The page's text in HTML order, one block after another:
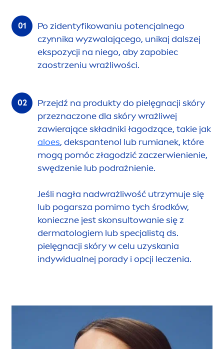
Po zidentyfikowaniu potencjalnego
czynnika wyzwalającego, unikaj dalszej
ekspozycji na niego, aby zapobiec
zaostrzeniu wrażliwości.
Przejdź na produkty do pielęgnacji skóry
przeznaczone dla skóry wrażliwej
zawierające składniki łagodzące, takie jak
aloes, dekspantenol lub rumianek, które
mogą pomóc złagodzić zaczerwienienie,
swędzenie lub podrażnienie.
Jeśli nagła nadwrażliwość utrzymuje się
lub pogarsza pomimo tych środków,
konieczne jest skonsultowanie się z
dermatologiem lub specjalistą ds.
pielęgnacji skóry w celu uzyskania
indywidualnej porady i opcji leczenia.